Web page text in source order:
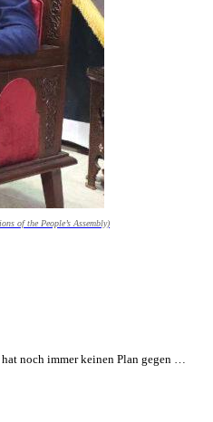
of the People’s Assembly)
noch immer keinen Plan gegen …